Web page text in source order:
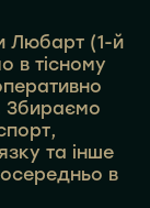
Любарт (1-й
в тісному
Збираємо
та інше
в